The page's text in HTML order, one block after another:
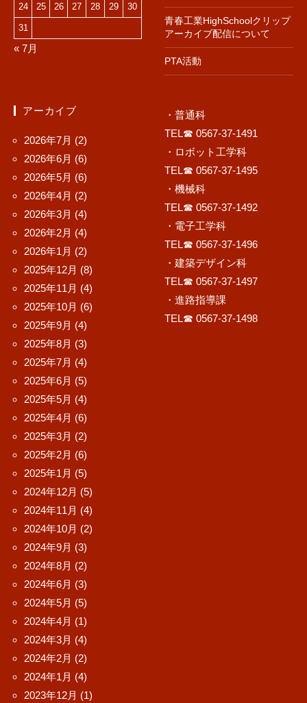
24 25 26 27 28 29 30
31
« 7月
青春工業HighSchoolクリップ
アーカイブ配信について
PTA活動
アーカイブ
2026年7月 (2)
2026年6月 (6)
2026年5月 (6)
2026年4月 (2)
2026年3月 (4)
2026年2月 (4)
2026年1月 (2)
2025年12月 (8)
2025年11月 (4)
2025年10月 (6)
2025年9月 (4)
2025年8月 (3)
2025年7月 (4)
2025年6月 (5)
2025年5月 (4)
2025年4月 (6)
2025年3月 (2)
2025年2月 (6)
2025年1月 (5)
2024年12月 (5)
2024年11月 (4)
2024年10月 (2)
2024年9月 (3)
2024年8月 (2)
2024年6月 (3)
2024年5月 (5)
2024年4月 (1)
2024年3月 (4)
2024年2月 (2)
2024年1月 (4)
2023年12月 (1)
・普通科
TEL☎ 0567-37-1491
・ロボット工学科
TEL☎ 0567-37-1495
・機械科
TEL☎ 0567-37-1492
・電子工学科
TEL☎ 0567-37-1496
・建築デザイン科
TEL☎ 0567-37-1497
・進路指導課
TEL☎ 0567-37-1498